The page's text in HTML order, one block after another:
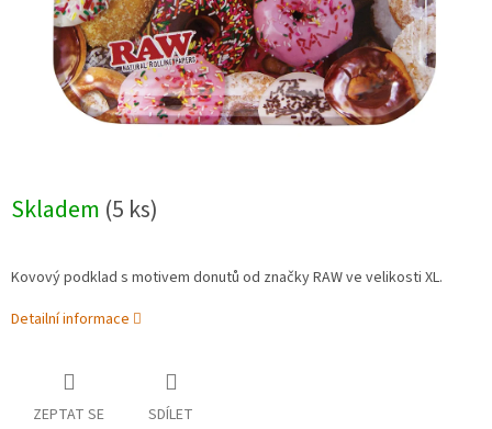
Skladem (5 ks)
Kovový podklad s motivem donutů od značky RAW ve velikosti XL.
Detailní informace
ZEPTAT SE SDÍLET